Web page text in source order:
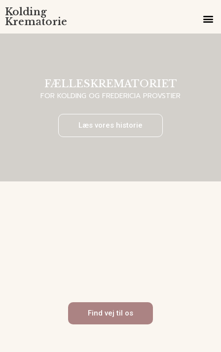
Kolding
Krematorie
FÆLLESKREMATORIET
FOR KOLDING OG FREDERICIA PROVSTIER
Læs vores historie
Find vej til os